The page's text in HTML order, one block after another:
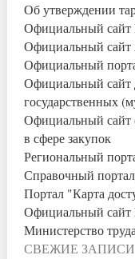
Об утверждении
Официальный сайт
Официальный
Официальный
Официальный сайт
государственных
Официальный
в сфере закупок
Региональный
Справочный
Портал "Карта
Официальный
Министерство
СВЕЖИЕ ЗАПИСИ